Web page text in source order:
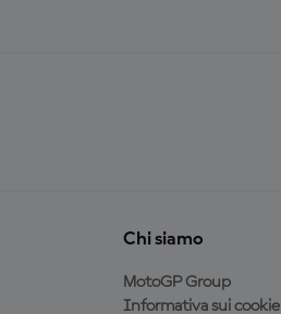
Chi siamo
MotoGP Group
Informativa sui cookie